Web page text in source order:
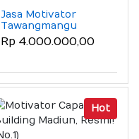
Jasa Motivator
Tawangmangu
Kemuning,
(Motivator Bimtek
Rp 4.000.000,00
Hot